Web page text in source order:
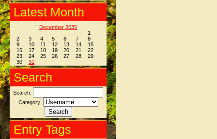
Latest Month
December 2035
1
2
3 4 5 6 7
8
9
10 11 12 13 14
15
16
17 18 19 20 21
22
23
24 25 26 27 28
29
30
31
Search
Search:
Category:
Entry Tags